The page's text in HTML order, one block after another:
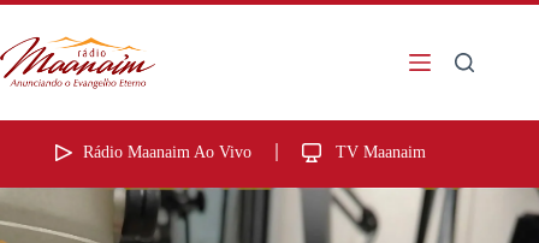
Rádio Maanaim Ao Vivo TV Maanaim